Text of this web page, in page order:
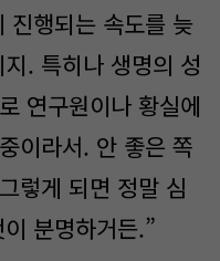
진행되는 속도를 늦
. 특히나 생명의 성
연구원이나 황실에
이라서. 안 좋은 쪽
렇게 되면 정말 심
분명하거든.”